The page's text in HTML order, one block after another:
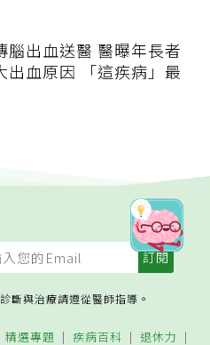
腦出血送醫 醫曝年長者
出血原因 「這疾病」最
斷與治療請遵從醫師指導。
精選專題 疾病百科 退休力